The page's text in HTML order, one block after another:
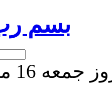
بسم
16 مرداد 1405